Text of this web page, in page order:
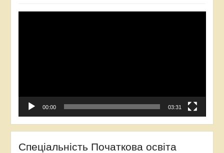
00:00 03:31
Спеціальність Початкова освіта